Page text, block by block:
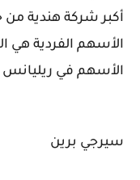
أكبر شركة هندية
الأسهم في ريليانس
سيرجي برين